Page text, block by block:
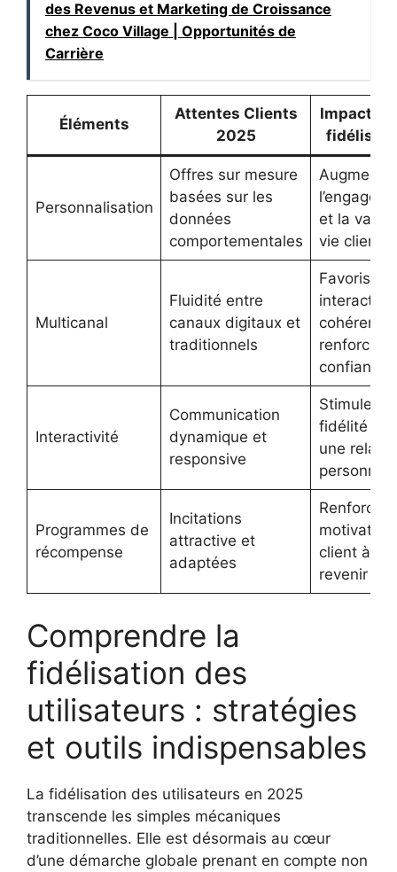
des Revenus et Marketing de Croissance
chez Coco Village | Opportunités de
Carrière
Éléments
Attentes Clients
2025
Impact
Personnalisation
Offres sur mesure
basées sur les
données
comportementales
Augmente
et la valeur
vie client
Multicanal
Fluidité entre
canaux digitaux et
traditionnels
Favorise
renforce la
confiance
Interactivité
Communication
dynamique et
responsive
Stimule la
fidélité via
une
Programmes de
récompense
Incitations
attractive et
adaptées
Renforce
motivation
client à
revenir
Comprendre la
fidélisation des
utilisateurs : stratégies
et outils indispensables
La fidélisation des utilisateurs en 2025
transcende les simples mécaniques
traditionnelles. Elle est désormais au cœur
d’une démarche globale prenant en compte non